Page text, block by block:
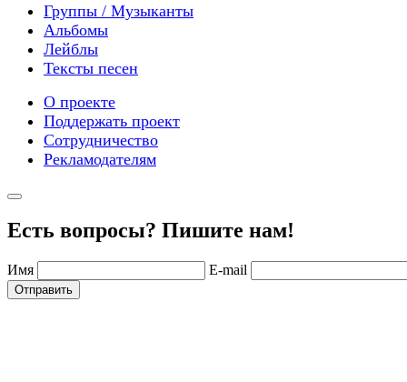
Группы / Музыканты
Альбомы
Лейблы
Тексты песен
О проекте
Поддержать проект
Сотрудничество
Рекламодателям
Есть вопросы? Пишите нам!
Имя E-mail